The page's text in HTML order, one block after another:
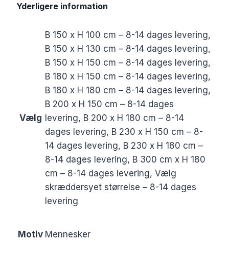
Yderligere information
Vælg
B 150 x H 100 cm – 8-14 dages levering,
B 150 x H 130 cm – 8-14 dages levering,
B 150 x H 150 cm – 8-14 dages levering,
B 180 x H 150 cm – 8-14 dages levering,
B 180 x H 180 cm – 8-14 dages levering,
B 200 x H 150 cm – 8-14 dages
levering, B 200 x H 180 cm – 8-14
dages levering, B 230 x H 150 cm – 8-
14 dages levering, B 230 x H 180 cm –
8-14 dages levering, B 300 cm x H 180
cm – 8-14 dages levering, Vælg
skræddersyet størrelse – 8-14 dages
levering
Motiv Mennesker